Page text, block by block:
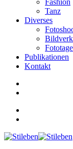
Fashion
Tanz
Diverses
Fototage
Publikationen
Kontakt